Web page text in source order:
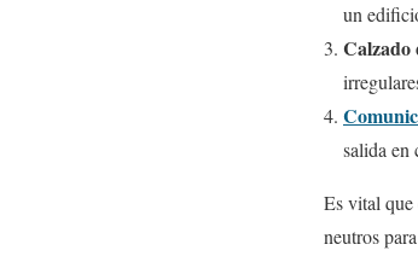
un
Calzado
salida en
Es vital que
neutros